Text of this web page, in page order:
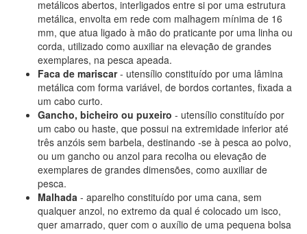
metálicos abertos, interligados entre si por uma estrutura
metálica, envolta em rede com malhagem mínima de 16
mm, que atua ligado à mão do praticante por uma linha ou
corda, utilizado como auxiliar na elevação de grandes
exemplares, na pesca apeada.
Faca de mariscar- utensílio constituído por uma lâmina
metálica com forma variável, de bordos cortantes, fixada a
um cabo curto.
Gancho, bicheiro ou puxeiro - utensílio constituído por
um cabo ou haste, que possui na extremidade inferior até
três anzóis sem barbela, destinando -se à pesca ao polvo,
ou um gancho ou anzol para recolha ou elevação de
exemplares de grandes dimensões, como auxiliar de
pesca.
Malhada - aparelho constituído por uma cana, sem
qualquer anzol, no extremo da qual é colocado um isco,
quer amarrado, quer com o auxílio de uma pequena bolsa